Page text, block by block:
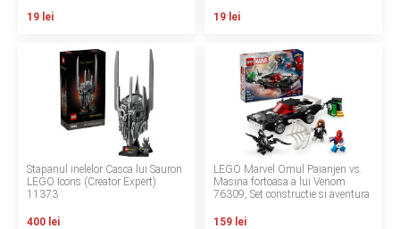
Politica de confidentialitate
Politica de utilizare cookie-uri
Modalitati de plata
Politica de livrare si retur
19 lei 19 lei
Stapanul inelelor Casca lui Sauron
LEGO Icons (Creator Expert)
11373
400 lei
LEGO Marvel Omul Paianjen vs.
Masina fortoasa a lui Venom
76309, Set constructie si aventura
159 lei